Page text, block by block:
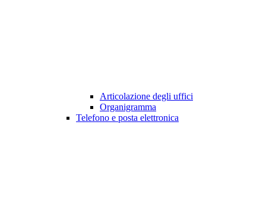
Articolazione degli uffici
Organigramma
Telefono e posta elettronica